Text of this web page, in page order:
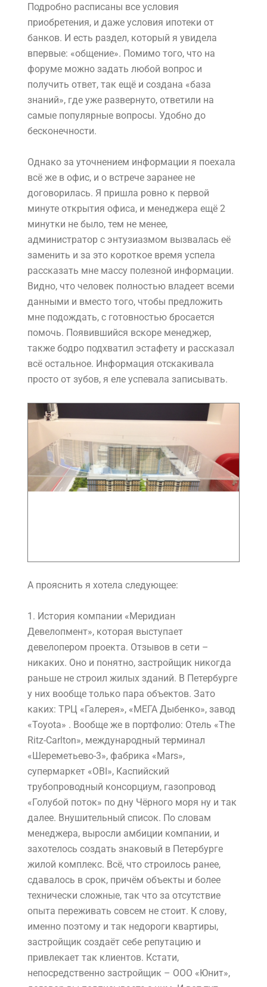
Подробно расписаны все условия
приобретения, и даже условия ипотеки от
банков. И есть раздел, который я увидела
впервые: «общение». Помимо того, что на
форуме можно задать любой вопрос и
получить ответ, так ещё и создана «база
знаний», где уже развернуто, ответили на
самые популярные вопросы. Удобно до
бесконечности.
Однако за уточнением информации я поехала
всё же в офис, и о встрече заранее не
договорилась. Я пришла ровно к первой
минуте открытия офиса, и менеджера ещё 2
минутки не было, тем не менее,
администратор с энтузиазмом вызвалась её
заменить и за это короткое время успела
рассказать мне массу полезной информации.
Видно, что человек полностью владеет всеми
данными и вместо того, чтобы предложить
мне подождать, с готовностью бросается
помочь. Появившийся вскоре менеджер,
также бодро подхватил эстафету и рассказал
всё остальное. Информация отскакивала
просто от зубов, я еле успевала записывать.
А прояснить я хотела следующее:
1. История компании «Меридиан
Девелопмент», которая выступает
девелопером проекта. Отзывов в сети –
никаких. Оно и понятно, застройщик никогда
раньше не строил жилых зданий. В Петербурге
у них вообще только пара объектов. Зато
каких: ТРЦ «Галерея», «МЕГА Дыбенко», завод
«Toyota» . Вообще же в портфолио: Отель «The
Ritz-Carlton», международный терминал
«Шереметьево-3», фабрика «Mars»,
супермаркет «OBI», Каспийский
трубопроводный консорциум, газопровод
«Голубой поток» по дну Чёрного моря ну и так
далее. Внушительный список. По словам
менеджера, выросли амбиции компании, и
захотелось создать знаковый в Петербурге
жилой комплекс. Всё, что строилось ранее,
сдавалось в срок, причём объекты и более
технически сложные, так что за отсутствие
опыта переживать совсем не стоит. К слову,
именно поэтому и так недороги квартиры,
застройщик создаёт себе репутацию и
привлекает так клиентов. Кстати,
непосредственно застройщик – ООО «Юнит»,